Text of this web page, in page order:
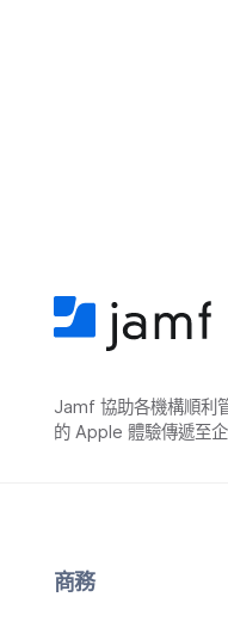
Jamf 協助​各​機構​順利​
的Apple 體驗​傳遞​至​
商務